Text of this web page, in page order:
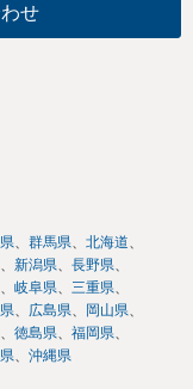
せ
群馬県
北海道
新潟県
長野県
岐阜県
三重県
広島県
岡山県
徳島県
福岡県
沖縄県